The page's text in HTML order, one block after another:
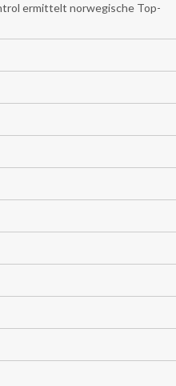
ermittelt norwegische Top-